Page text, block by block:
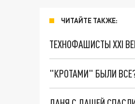
ЧИТАЙТЕ ТАКЖЕ:
ТЕХНОФАШИСТЫ XXI
"КРОТАМИ" БЫЛИ